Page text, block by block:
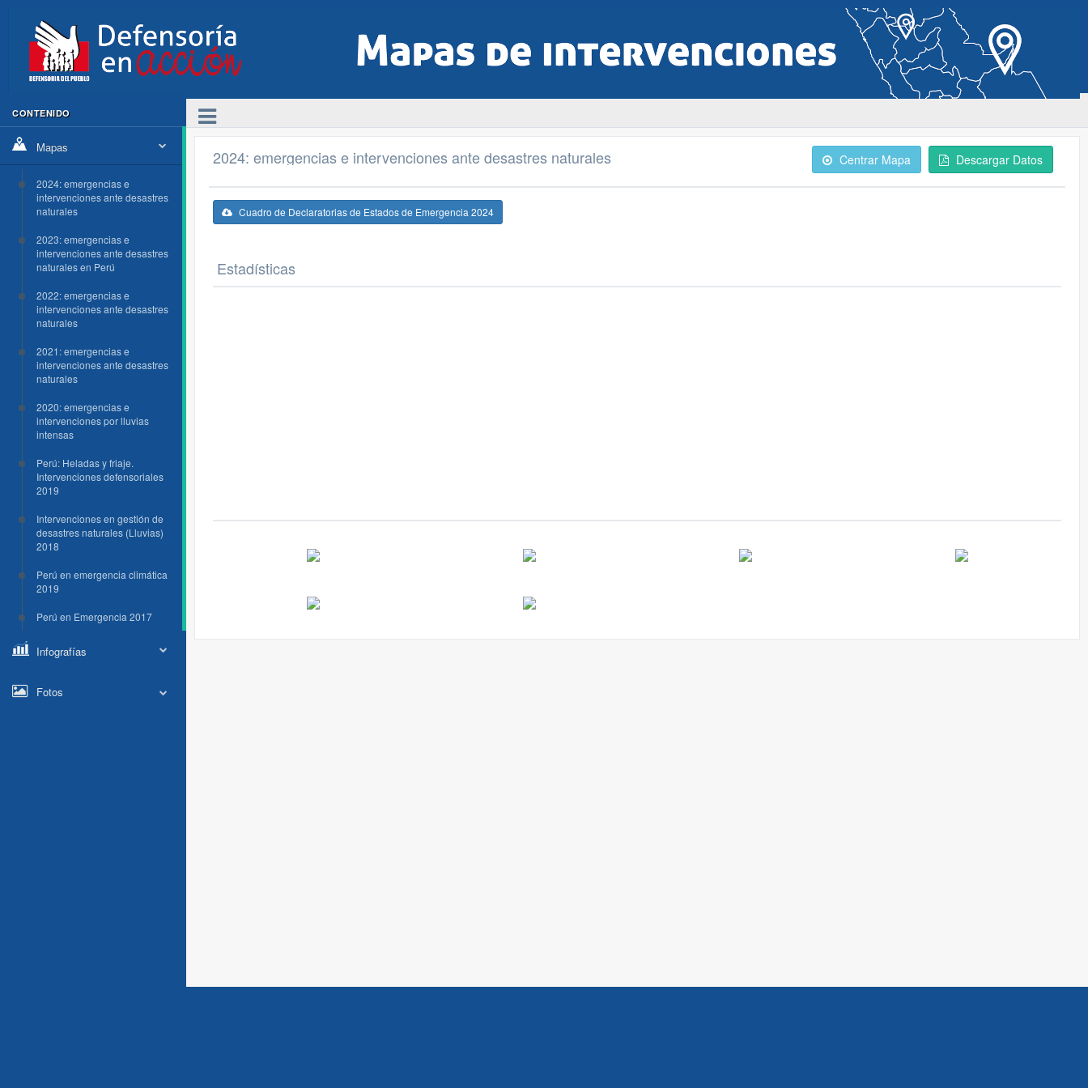
CONTENIDO
Mapas
2024: emergencias e
intervenciones ante desastres
naturales
2023: emergencias e
intervenciones ante desastres
naturales en Perú
2022: emergencias e
intervenciones ante desastres
naturales
2021: emergencias e
intervenciones ante desastres
naturales
2020: emergencias e
intervenciones por lluvias
intensas
Perú: Heladas y friaje.
Intervenciones defensoriales
2019
Intervenciones en gestión de
desastres naturales (Lluvias)
2018
Perú en emergencia climática
2019
Perú en Emergencia 2017
Infografías
Fotos
2024: emergencias e intervenciones ante desastres naturales Centrar Mapa Descargar Datos
Cuadro de Declaratorias de Estados de Emergencia 2024
Estadísticas